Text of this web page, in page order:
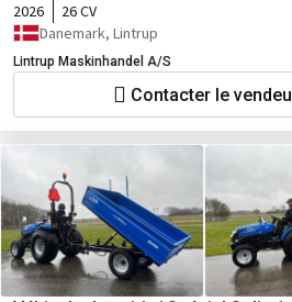
2026
26 CV
Danemark, Lintrup
Lintrup Maskinhandel A/S
Contacter le